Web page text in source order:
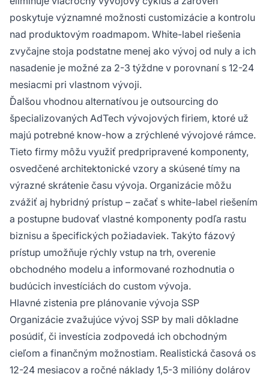
poskytuje významné možnosti customizácie a kontrolu
nad produktovým roadmapom. White-label riešenia
zvyčajne stoja podstatne menej ako vývoj od nuly a ich
nasadenie je možné za 2-3 týždne v porovnaní s 12-24
mesiacmi pri vlastnom vývoji.
Ďalšou vhodnou alternatívou je outsourcing do
špecializovaných AdTech vývojových firiem, ktoré už
majú potrebné know-how a zrýchlené vývojové rámce.
Tieto firmy môžu využiť predpripravené komponenty,
osvedčené architektonické vzory a skúsené tímy na
výrazné skrátenie času vývoja. Organizácie môžu
zvážiť aj hybridný prístup – začať s white-label riešením
a postupne budovať vlastné komponenty podľa rastu
biznisu a špecifických požiadaviek. Takýto fázový
prístup umožňuje rýchly vstup na trh, overenie
obchodného modelu a informované rozhodnutia o
budúcich investíciách do custom vývoja.
Hlavné zistenia pre plánovanie vývoja SSP
Organizácie zvažujúce vývoj SSP by mali dôkladne
posúdiť, či investícia zodpovedá ich obchodným
cieľom a finančným možnostiam. Realistická časová os
12-24 mesiacov a ročné náklady 1,5-3 milióny dolárov